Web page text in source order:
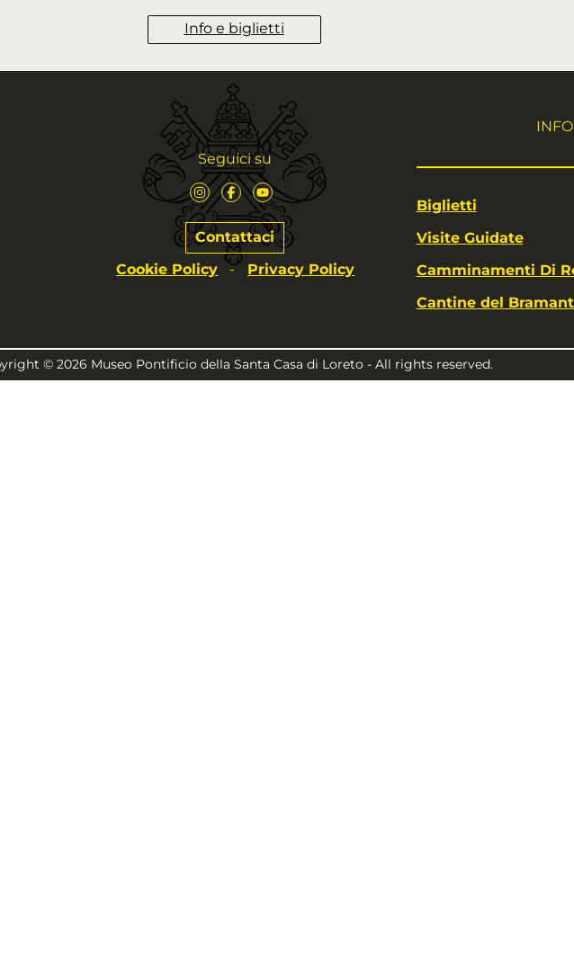
Info e biglietti
Seguici su
Contattaci
Cookie Policy - Privacy Policy
Biglietti
Visite Guidate
Camminamenti Di
Cantine del
© 2026 Museo Pontificio della Santa Casa di Loreto - All rights reserved.